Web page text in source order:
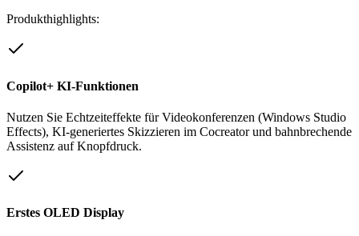
Produkthighlights:
Copilot+ KI-Funktionen
Nutzen Sie Echtzeiteffekte für Videokonferenzen (Windows Studio
Effects), KI-generiertes Skizzieren im Cocreator und bahnbrechende
Assistenz auf Knopfdruck.
Erstes OLED Display